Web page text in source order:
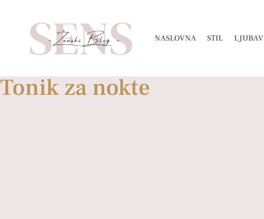
NASLOVNA STIL LJUBAV
Tonik za nokte